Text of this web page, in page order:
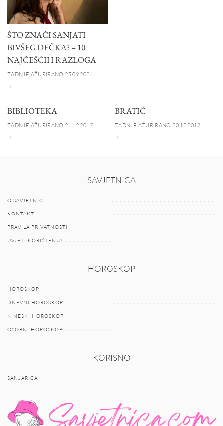
B
ŠTO ZNAČI SANJATI
BIVŠEG DEČKA? – 10
NAJČEŠĆIH RAZLOGA
ZADNJE AŽURIRANO 25.09.2024.
BIBLIOTEKA
ZADNJE AŽURIRANO 21.12.2017.
BRATIĆ
ZADNJE AŽURIRANO 20.12.2017.
SAVJETNICA
O SAVJETNICI
KONTAKT
PRAVILA PRIVATNOSTI
UVJETI KORIŠTENJA
HOROSKOP
HOROSKOP
DNEVNI HOROSKOP
KINESKI HOROSKOP
OSOBNI HOROSKOP
KORISNO
SANJARICA